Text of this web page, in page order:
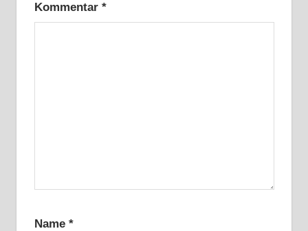
Kommentar *
Name *